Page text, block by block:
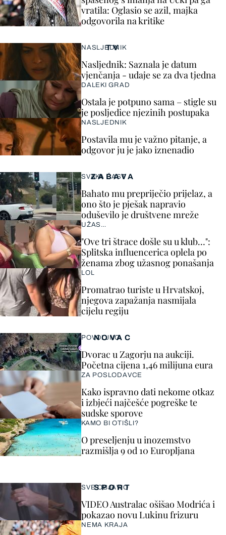
vratila: Oglasio se azil, majka
odgovorila na kritike
ZABAVA
SVAKA ČAST
Bahato mu prepriječio prijelaz, a
ono što je pješak napravio
oduševilo je društvene mreže
UŽAS…
"Ove tri štrace došle su u klub…":
Splitska influencerica oplela po
ženama zbog užasnog ponašanja
LOL
Promatrao turiste u Hrvatskoj,
njegova zapažanja nasmijala
cijelu regiju
SPORT
SVE OBJAVIO
VIDEO Australac ošišao Modrića i
pokazao novu Lukinu frizuru
NEMA KRAJA
TV
NASLJEDNIK
Nasljednik: Saznala je datum
vjenčanja - udaje se za dva tjedna
DALEKI GRAD
Ostala je potpuno sama – stigle su
je posljedice njezinih postupaka
NASLJEDNIK
Postavila mu je važno pitanje, a
odgovor ju je jako iznenadio
NOVAC
POVOLJNO
Dvorac u Zagorju na aukciji.
Početna cijena 1,46 milijuna eura
ZA POSLODAVCE
Kako ispravno dati nekome otkaz
i izbjeći najčešće pogreške te
sudske sporove
KAMO BI OTIŠLI?
O preseljenju u inozemstvo
razmišlja 9 od 10 Europljana